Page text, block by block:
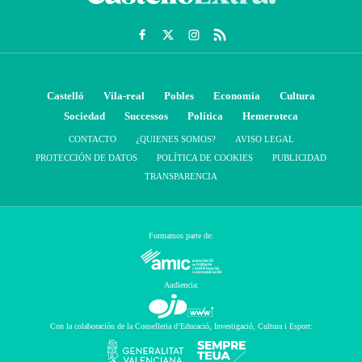
Castelló Vila-real Pobles Economía
Cultura
Sociedad
Successos Política Hemeroteca
CONTACTO ¿QUIENES SOMOS?
AVISO LEGAL
PROTECCIÓN DE DATOS
POLÍTICA DE COOKIES
PUBLICIDAD
TRANSPARENCIA
Formamos parte de:
Audiencia:
Con la colaboración de la Conselleria d’Educació, Investigació, Cultura i Esport: